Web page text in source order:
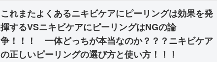
これまたよくあるニキビケアにピーリングは効果を発
揮するVSニキビケアにピーリングはNGの論
争！！！ 一体どっちが本当なのか？？？ニキビケア
の正しいピーリングの選び方と使い方！！！